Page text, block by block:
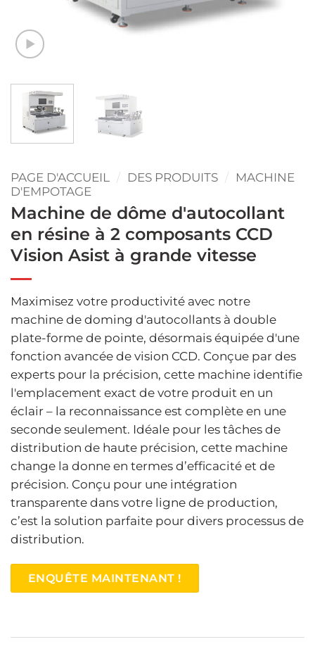
PAGE D'ACCUEIL / DES PRODUITS / MACHINE
D'EMPOTAGE
Machine de dôme d'autocollant
en résine à 2 composants CCD
Vision Asist à grande vitesse
Maximisez votre productivité avec notre
machine de doming d'autocollants à double
plate-forme de pointe, désormais équipée d'une
fonction avancée de vision CCD. Conçue par des
experts pour la précision, cette machine identifie
l'emplacement exact de votre produit en un
éclair – la reconnaissance est complète en une
seconde seulement. Idéale pour les tâches de
distribution de haute précision, cette machine
change la donne en termes d’efficacité et de
précision. Conçu pour une intégration
transparente dans votre ligne de production,
c’est la solution parfaite pour divers processus de
distribution.
ENQUÊTE MAINTENANT !